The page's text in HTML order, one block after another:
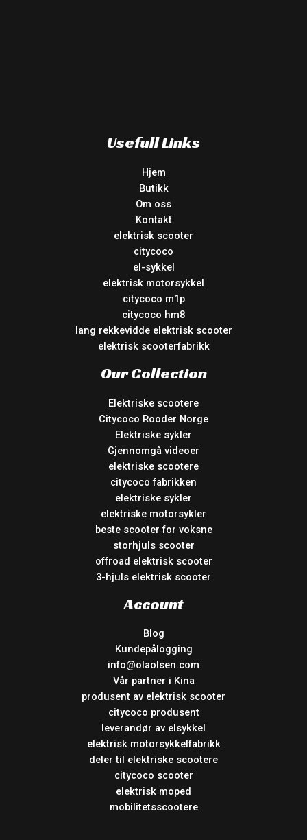
Usefull Links
Hjem
Butikk
Om oss
Kontakt
elektrisk scooter
citycoco
el-sykkel
elektrisk motorsykkel
citycoco m1p
citycoco hm8
lang rekkevidde elektrisk scooter
elektrisk scooterfabrikk
Our Collection
Elektriske scootere
Citycoco Rooder Norge
Elektriske sykler
Gjennomgå videoer
elektriske scootere
citycoco fabrikken
elektriske sykler
elektriske motorsykler
beste scooter for voksne
storhjuls scooter
offroad elektrisk scooter
3-hjuls elektrisk scooter
Account
Blog
Kundepålogging
info@olaolsen.com
Vår partner i Kina
produsent av elektrisk scooter
citycoco produsent
leverandør av elsykkel
elektrisk motorsykkelfabrikk
deler til elektriske scootere
citycoco scooter
elektrisk moped
mobilitetsscootere